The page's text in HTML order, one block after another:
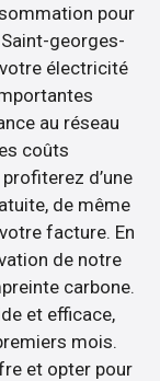
pour
georges-
électricité
au réseau
coûts
d’une
de même
facture. En
de notre
carbone.
et efficace,
mois.
et opter pour